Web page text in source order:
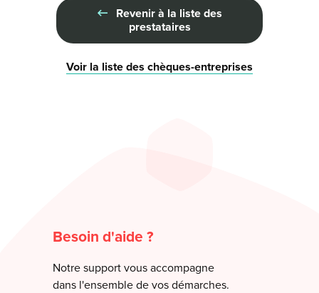
Revenir à la liste des
prestataires
Voir la liste des chèques-entreprises
Besoin d'aide ?
Notre support vous accompagne
dans l'ensemble de vos démarches.